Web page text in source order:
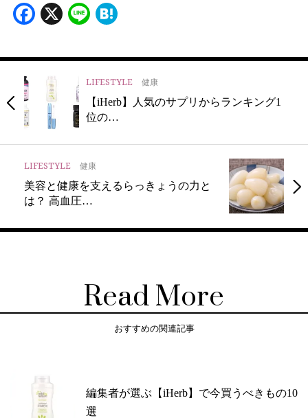
Facebook
X Line
LIFESTYLE 健康
【iHerb】人気のサプリからランキング1
位の…
LIFESTYLE 健康
美容と健康を支えるらっきょうの力と
は？ 高血圧…
Read More
おすすめの関連記事
編集者が選ぶ【iHerb】で今買うべきもの10
選